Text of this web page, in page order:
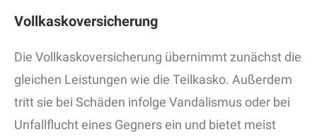
Vollkaskoversicherung
Die Vollkaskoversicherung übernimmt zunächst die
gleichen Leistungen wie die Teilkasko. Außerdem
tritt sie bei Schäden infolge Vandalismus oder bei
Unfallflucht eines Gegners ein und bietet meist